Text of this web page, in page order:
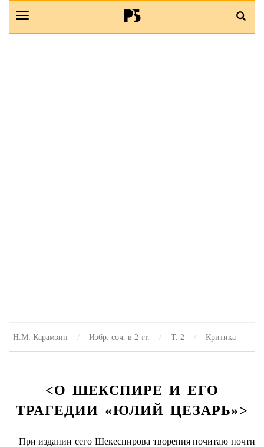
Н.М. Карамзин Избр. соч. в 2 тт. Т. 2 Критика
<О ШЕКСПИРЕ И ЕГО
ТРАГЕДИИ «ЮЛИЙ ЦЕЗАРЬ»>
При издании сего Шекеспирова творения почитаю почти